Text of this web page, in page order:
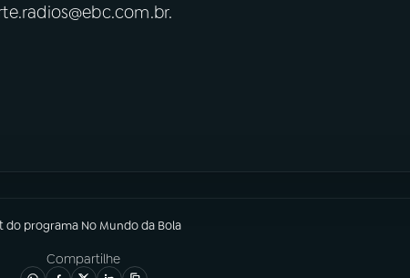
do programa No Mundo da Bola
Compartilhe